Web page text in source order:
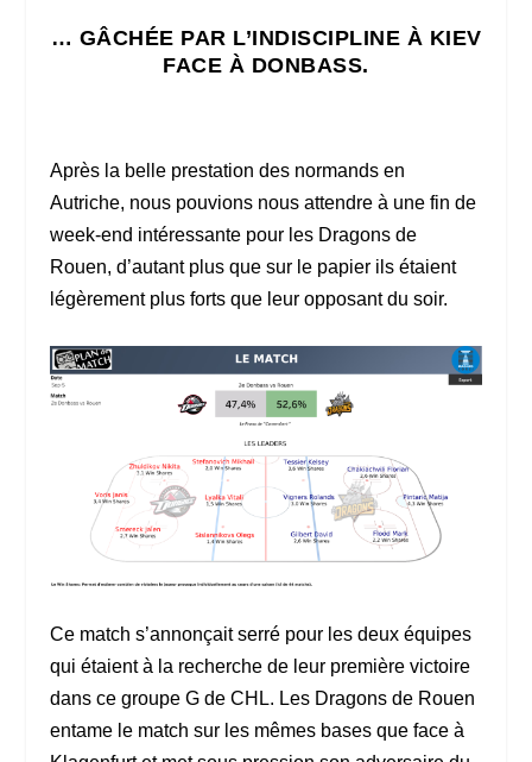
… GÂCHÉE PAR L’INDISCIPLINE À KIEV
FACE À DONBASS.
Après la belle prestation des normands en
Autriche, nous pouvions nous attendre à une fin de
week-end intéressante pour les Dragons de
Rouen, d’autant plus que sur le papier ils étaient
légèrement plus forts que leur opposant du soir.
Ce match s’annonçait serré pour les deux équipes
qui étaient à la recherche de leur première victoire
dans ce groupe G de CHL. Les Dragons de Rouen
entame le match sur les mêmes bases que face à